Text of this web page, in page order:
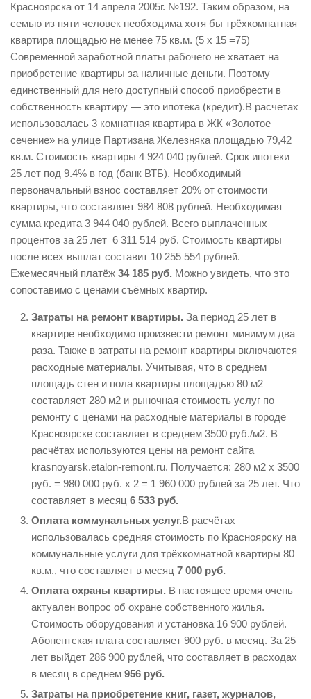
Красноярска от 14 апреля 2005г. №192. Таким образом, на
семью из пяти человек необходима хотя бы трёхкомнатная
квартира площадью не менее 75 кв.м. (5 х 15 =75)
Современной заработной платы рабочего не хватает на
приобретение квартиры за наличные деньги. Поэтому
единственный для него доступный способ приобрести в
собственность квартиру — это ипотека (кредит).В расчетах
использовалась 3 комнатная квартира в ЖК «Золотое
сечение» на улице Партизана Железняка площадью 79,42
кв.м. Стоимость квартиры 4 924 040 рублей. Срок ипотеки
25 лет под 9.4% в год (банк ВТБ). Необходимый
первоначальный взнос составляет 20% от стоимости
квартиры, что составляет 984 808 рублей. Необходимая
сумма кредита 3 944 040 рублей. Всего выплаченных
процентов за 25 лет 6 311 514 руб. Стоимость квартиры
после всех выплат составит 10 255 554 рублей.
Ежемесячный платёж 34 185 руб. Можно увидеть, что это
сопоставимо с ценами съёмных квартир.
Затраты на ремонт квартиры. За период 25 лет в
квартире необходимо произвести ремонт минимум два
раза. Также в затраты на ремонт квартиры включаются
расходные материалы. Учитывая, что в среднем
площадь стен и пола квартиры площадью 80 м2
составляет 280 м2 и рыночная стоимость услуг по
ремонту с ценами на расходные материалы в городе
Красноярске составляет в среднем 3500 руб./м2. В
расчётах используются цены на ремонт сайта
krasnoyarsk.etalon-remont.ru. Получается: 280 м2 х 3500
руб. = 980 000 руб. х 2 = 1 960 000 рублей за 25 лет. Что
составляет в месяц 6 533 руб.
Оплата коммунальных услуг.В расчётах
использовалась средняя стоимость по Красноярску на
коммунальные услуги для трёхкомнатной квартиры 80
кв.м., что составляет в месяц 7 000 руб.
Оплата охраны квартиры. В настоящее время очень
актуален вопрос об охране собственного жилья.
Стоимость оборудования и установка 16 900 рублей.
Абонентская плата составляет 900 руб. в месяц. За 25
лет выйдет 286 900 рублей, что составляет в расходах
в месяц в среднем 956 руб.
Затраты на приобретение книг, газет, журналов,